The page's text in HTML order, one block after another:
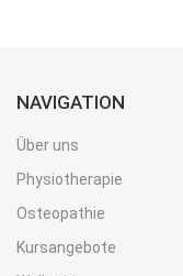
NAVIGATION
Über uns
Physiotherapie
Osteopathie
Kursangebote